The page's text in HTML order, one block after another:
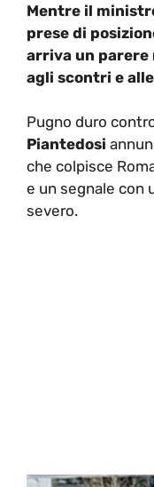
Mentre il
prese di
arriva un
agli scontri e
Pugno duro
Piantedosi
che colpisce
e un segnale con
severo.